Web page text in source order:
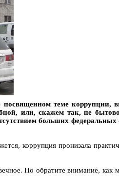
теме коррупции,
или, скажем так, не
больших
коррупция пронизала
Но обратите внимание,